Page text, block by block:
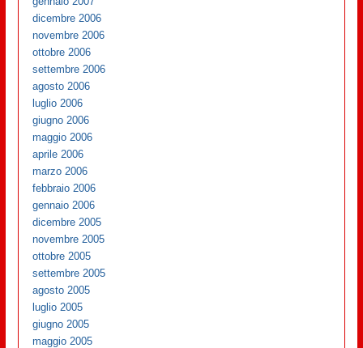
dicembre 2006
novembre 2006
ottobre 2006
settembre 2006
agosto 2006
luglio 2006
giugno 2006
maggio 2006
aprile 2006
marzo 2006
febbraio 2006
gennaio 2006
dicembre 2005
novembre 2005
ottobre 2005
settembre 2005
agosto 2005
luglio 2005
giugno 2005
maggio 2005